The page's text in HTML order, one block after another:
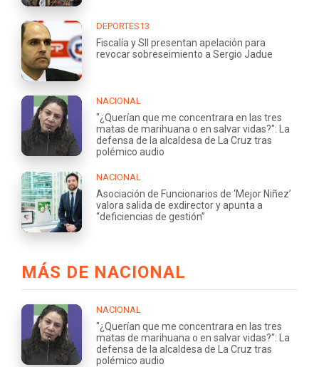
DEPORTES13
Fiscalía y SII presentan apelación para
revocar sobreseimiento a Sergio Jadue
NACIONAL
"¿Querían que me concentrara en las tres
matas de marihuana o en salvar vidas?": La
defensa de la alcaldesa de La Cruz tras
polémico audio
NACIONAL
Asociación de Funcionarios de ‘Mejor Niñez’
valora salida de exdirector y apunta a
“deficiencias de gestión”
MÁS DE NACIONAL
NACIONAL
"¿Querían que me concentrara en las tres
matas de marihuana o en salvar vidas?": La
defensa de la alcaldesa de La Cruz tras
polémico audio